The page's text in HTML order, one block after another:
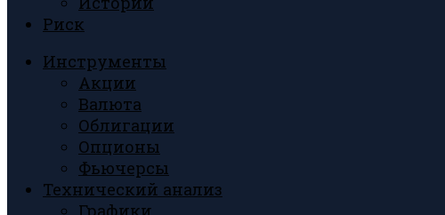
Риск
Инструменты
Акции
Валюта
Облигации
Опционы
Фьючерсы
Технический анализ